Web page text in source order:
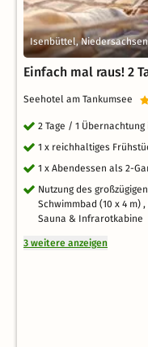
Isenbüttel, Niedersachsen
Einfach mal raus! 2
Seehotel am Tankumsee
2 Tage / 1
1 x reichhaltiges
1 x Abendessen als 2-
Nutzung des
Schwimmbad (10 x 4 m)
Sauna & Infrarotkabine
3 weitere anzeigen